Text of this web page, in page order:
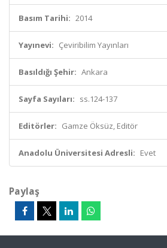
Basım Tarihi: 2014
Yayınevi: Çeviribilim Yayınları
Basıldığı Şehir: Ankara
Sayfa Sayıları: ss.124-137
Editörler: Gamze Öksüz, Editör
Anadolu Üniversitesi Adresli: Evet
Paylaş